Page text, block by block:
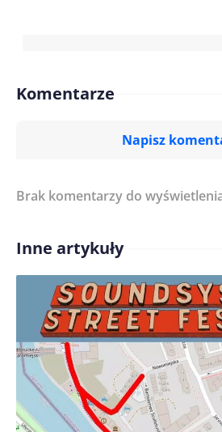
Komentarze
Napisz
Treść komentarza*
Imię/ Nick*
Zapamiętaj moje dane w tej
pisania kolejnych komentarzy.
Brak komentarzy do
Inne artykuły